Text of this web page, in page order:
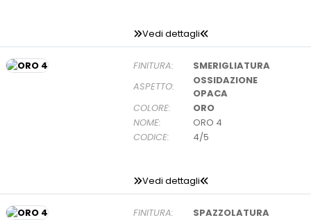
Vedi dettagli
FINITURA:
SMERIGLIATURA
ASPETTO:
OSSIDAZIONE
OPACA
COLORE:
ORO
NOME:
ORO 4
CODICE:
4/5
Vedi dettagli
FINITURA:
SPAZZOLATURA